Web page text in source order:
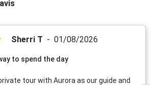
Sherri T 01/08/2026
to spend the day
tour with Aurora as our guide and